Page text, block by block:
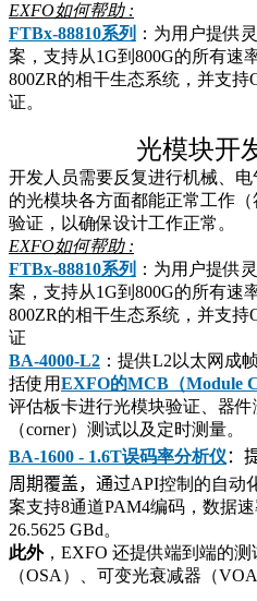
EXFO如何帮助 :
FTBx-88810系列 ： 为用户提供
案，支持从1G到 800G的所有速
800ZR的相干生态系统，并支持
证。
光模块开
开发人员需要反复进行机械、
的光模块各方面都能正常工作
验证，以确保设计工作正常。
EXFO如何帮助 :
FTBx-88810系列 ： 为用户提供
案，支持从1G到 800G的所有速
800ZR的相干生态系统，并支持
证
BA-4000-L2 ：提供L2以太网成
括使用EXFO的MCB（Module
评估板卡进行光模块验证、器
（corner）测试以及定时测量。
BA-1600 - 1.6T误码率分析仪 ：
周期覆盖，通过API控制的自动
案支持8通道PAM4编码，数据
26.5625 GBd。
此外，EXFO 还提供端到端的
（OSA）、可变光衰减器（